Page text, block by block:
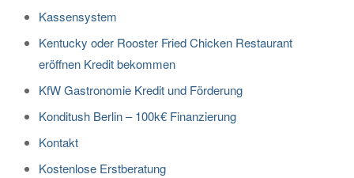
Kassensystem
Kentucky oder Rooster Fried Chicken Restaurant
eröffnen Kredit bekommen
KfW Gastronomie Kredit und Förderung
Konditush Berlin – 100k€ Finanzierung
Kontakt
Kostenlose Erstberatung